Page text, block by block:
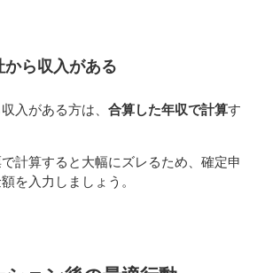
ら収入がある
入がある方は、 合算した年収で計算す
計算すると大幅にズレるため、確定申
を入力しましょう。